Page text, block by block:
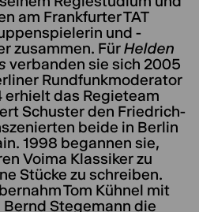
am Frankfurter TAT
und -
zusammen. FürHelden
verbanden sie sich 2005
Rundfunkmoderator
erhielt das Regieteam
Schuster den Friedrich-
beide in Berlin
1998 begannen sie,
Voima Klassiker zu
Stücke zu schreiben.
Tom Kühnel mit
Stegemann die